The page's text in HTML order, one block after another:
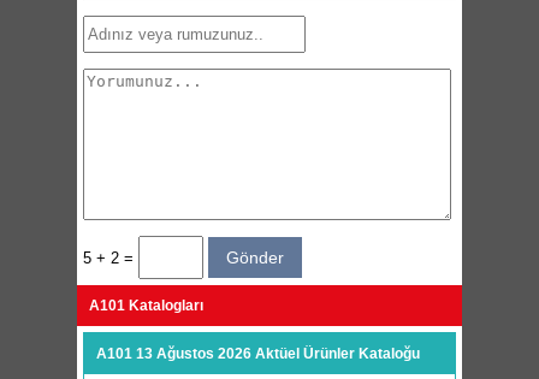
5 + 2 =
A101 Katalogları
A101 13 Ağustos 2026 Aktüel Ürünler Kataloğu